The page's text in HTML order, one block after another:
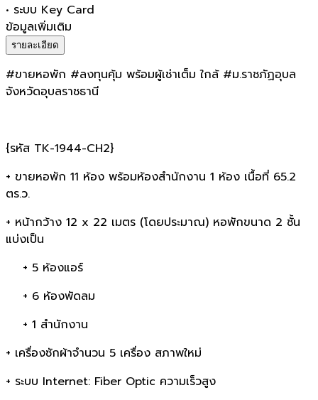
• ระบบ Key Card
ข้อมูลเพิ่มเติม
รายละเอียด
#ขายหอพัก #ลงทุนคุ้ม พร้อมผู้เช่าเต็ม ใกล้​ #ม.ราชภัฏ​อุบล
จังหวัดอุบลราชธานี
{รหัส ​TK-1944-CH2}
+ ขายหอพัก​ 11 ห้อง​ พร้อมห้องสำนักงาน​ 1 ห้อง เนื้อที่​ 65.2​
ตร.ว.
+ หน้ากว้าง​ 12​ x 22​ เมตร​ (โดยประมาณ​) หอพักขนาด 2 ชั้น
แบ่งเป็น
+ 5 ห้องแอร์
+ 6 ห้องพัดลม
+ 1 สำนักงาน
+ เครื่องซักผ้าจำนวน 5 เครื่อง สภาพใหม่
+ ระบบ Internet: Fiber Optic ความเร็วสูง